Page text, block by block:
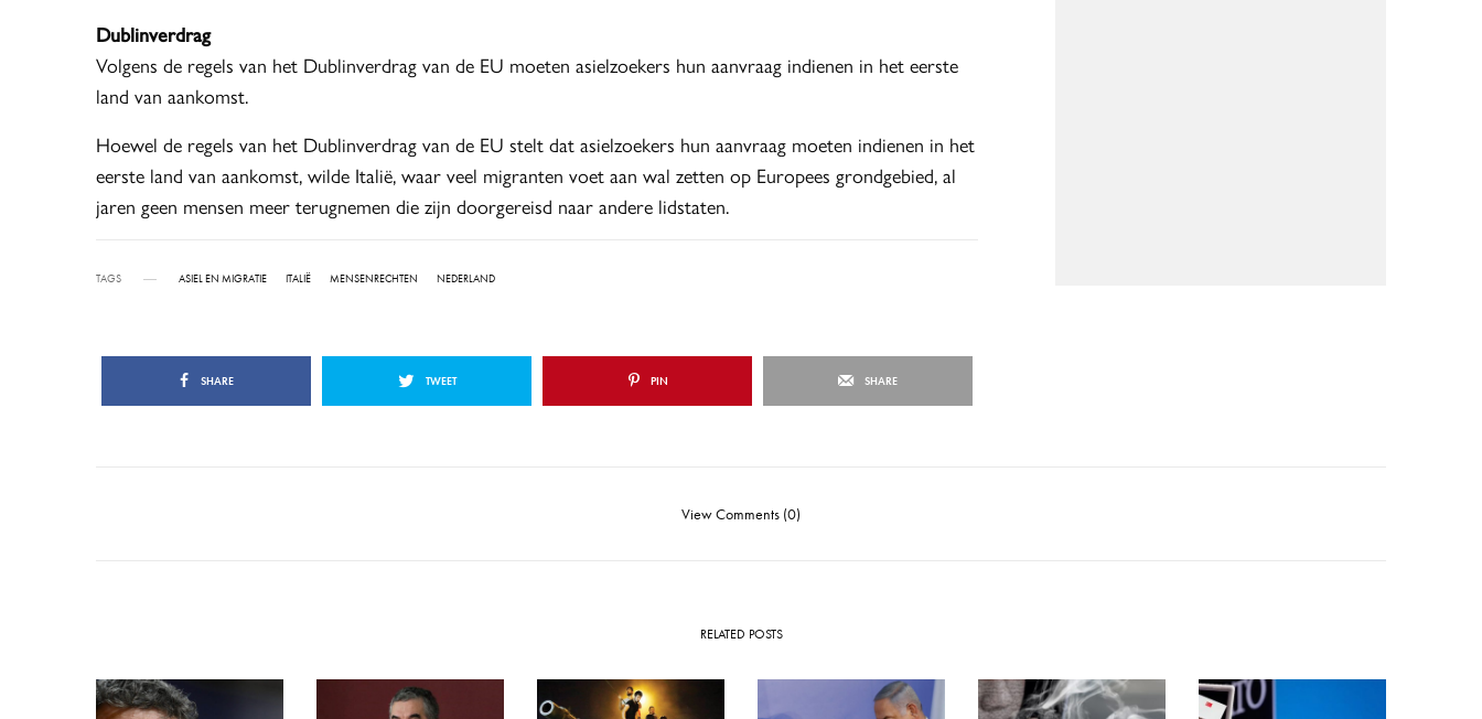
Dublinverdrag
Volgens de regels van het Dublinverdrag van de EU moeten asielzoekers hun aanvraag indienen in het eerste
land van aankomst.
Hoewel de regels van het Dublinverdrag van de EU stelt dat asielzoekers hun aanvraag moeten indienen in het
eerste land van aankomst, wilde Italië, waar veel migranten voet aan wal zetten op Europees grondgebied, al
jaren geen mensen meer terugnemen die zijn doorgereisd naar andere lidstaten.
TAGS ASIEL EN MIGRATIE ITALIË MENSENRECHTEN NEDERLAND
SHARE TWEET PIN SHARE
View Comments (0)
RELATED POSTS